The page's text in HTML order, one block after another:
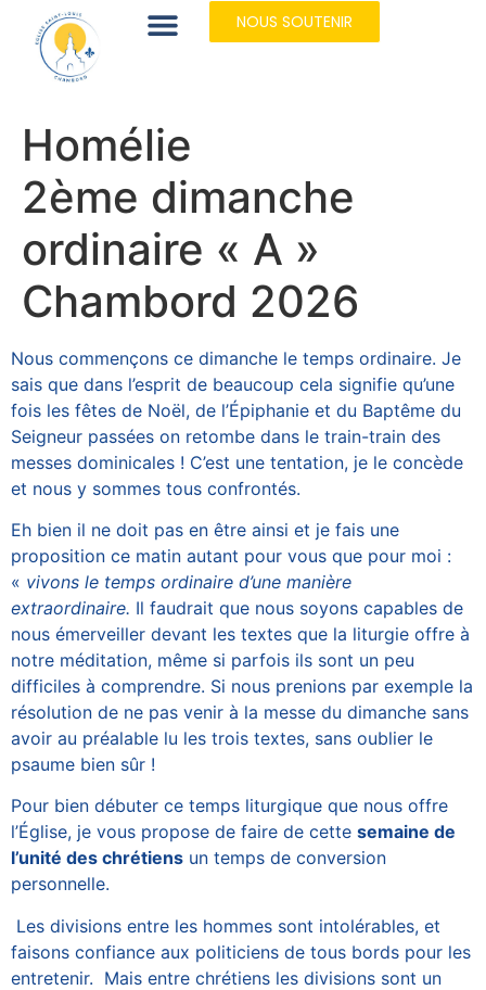
NOUS SOUTENIR
Homélie
2ème dimanche
ordinaire « A »
Chambord 2026
Nous commençons ce dimanche le temps ordinaire. Je
sais que dans l’esprit de beaucoup cela signifie qu’une
fois les fêtes de Noël, de l’Épiphanie et du Baptême du
Seigneur passées on retombe dans le train-train des
messes dominicales ! C’est une tentation, je le concède
et nous y sommes tous confrontés.
Eh bien il ne doit pas en être ainsi et je fais une
proposition ce matin autant pour vous que pour moi :
« vivons le temps ordinaire d’une manière
extraordinaire. Il faudrait que nous soyons capables de
nous émerveiller devant les textes que la liturgie offre à
notre méditation, même si parfois ils sont un peu
difficiles à comprendre. Si nous prenions par exemple la
résolution de ne pas venir à la messe du dimanche sans
avoir au préalable lu les trois textes, sans oublier le
psaume bien sûr !
Pour bien débuter ce temps liturgique que nous offre
l’Église, je vous propose de faire de cette semaine de
l’unité des chrétiens un temps de conversion
personnelle.
Les divisions entre les hommes sont intolérables, et
faisons confiance aux politiciens de tous bords pour les
entretenir. Mais entre chrétiens les divisions sont un